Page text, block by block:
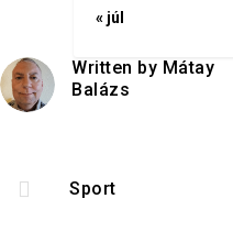
« júl
Written by Mátay
Balázs
 Sport